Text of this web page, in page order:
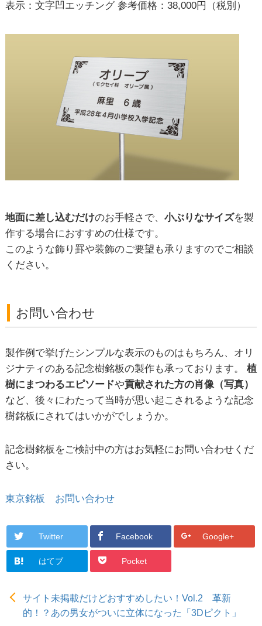
表示：文字凹エッチング 参考価格：38,000円（税別）
地面に差し込むだけのお手軽さで、 小ぶりなサイズを製
作する場合におすすめの仕様です。
このような飾り罫や装飾のご要望も承りますのでご相談
ください。
お問い合わせ
製作例で挙げたシンプルな表示のものはもちろん、オリ
ジナティのある記念樹銘板の製作も承っております。 植
樹にまつわるエピソードや貢献された方の肖像（写真）
など、後々にわたって当時が思い起こされるような記念
樹銘板にされてはいかがでしょうか。
記念樹銘板をご検討中の方はお気軽にお問い合わせくだ
さい。
東京銘板 お問い合わせ
Twitter Facebook Google+
はてブ Pocket
サイト未掲載だけどおすすめしたい！Vol.2 革新
的！？あの男女がついに立体になった「3Dピクト」